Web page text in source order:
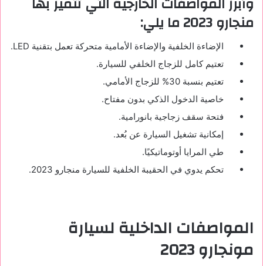
منجارو 2023 ما يلي:
الإضاءة الخلفية والإضاءة الأمامية متحركة تعمل بتقنية LED.
تعتيم كامل للزجاج الخلفي للسيارة.
تعتيم بنسبة 30% للزجاج الأمامي.
خاصية الدخول الذكي بدون مفتاح.
فتحة سقف زجاجية بانورامية.
إمكانية تشغيل السيارة عن بُعد.
طي المرايا أوتوماتيكيًا.
تحكم يدوي في الحقيبة الخلفية للسيارة منجارو 2023.
المواصفات الداخلية لسيارة
مونجارو 2023